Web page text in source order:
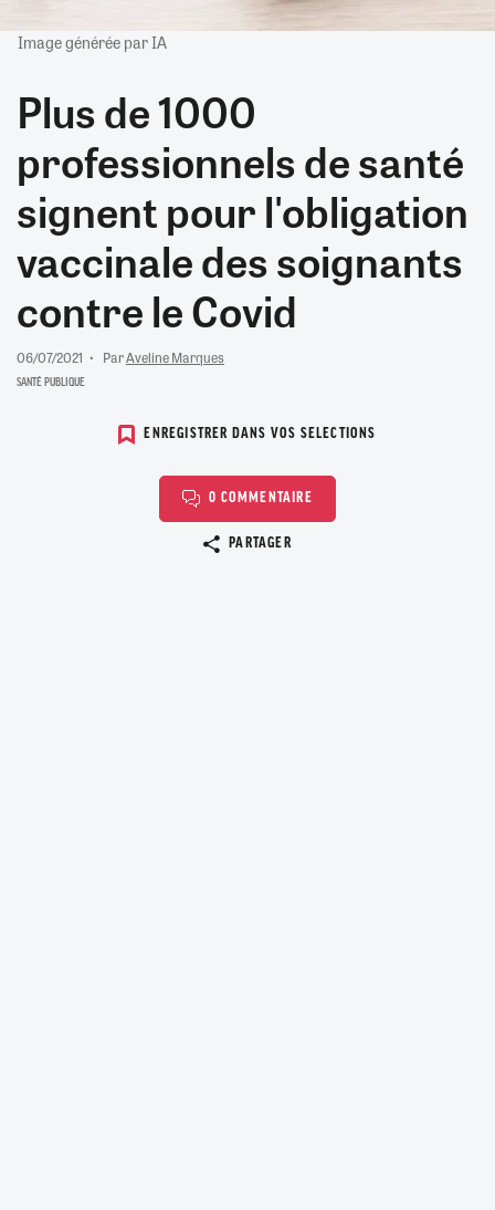
Image générée par IA
Plus de 1000
professionnels de santé
signent pour l'obligation
vaccinale des soignants
contre le Covid
06/07/2021 ParAveline Marques
SANTÉ PUBLIQUE
ENREGISTRER DANS VOS SELECTIONS
0 COMMENTAIRE
PARTAGER